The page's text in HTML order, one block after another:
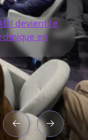
devient le
en